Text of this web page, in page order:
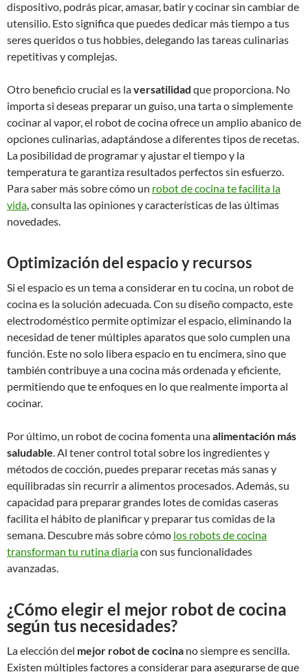
dispositivo, podrás picar, amasar, batir y cocinar sin cambiar de
utensilio. Esto significa que puedes dedicar más tiempo a tus
seres queridos o tus hobbies, delegando las tareas culinarias
repetitivas y complejas.
Otro beneficio crucial es laversatilidad que proporciona. No
importa si deseas preparar un guiso, una tarta o simplemente
cocinar al vapor, el robot de cocina ofrece un amplio abanico de
opciones culinarias, adaptándose a diferentes tipos de recetas.
La posibilidad de programar y ajustar el tiempo y la
temperatura te garantiza resultados perfectos sin esfuerzo.
Para saber más sobre cómo un robot de cocina te facilita la
vida, consulta las opiniones y características de las últimas
novedades.
Optimización del espacio y recursos
Si el espacio es un tema a considerar en tu cocina, un robot de
cocina es la solución adecuada. Con su diseño compacto, este
electrodoméstico permite optimizar el espacio, eliminando la
necesidad de tener múltiples aparatos que solo cumplen una
función. Este no solo libera espacio en tu encimera, sino que
también contribuye a una cocina más ordenada y eficiente,
permitiendo que te enfoques en lo que realmente importa al
cocinar.
Por último, un robot de cocina fomenta unaalimentación más
saludable. Al tener control total sobre los ingredientes y
métodos de cocción, puedes preparar recetas más sanas y
equilibradas sin recurrir a alimentos procesados. Además, su
capacidad para preparar grandes lotes de comidas caseras
facilita el hábito de planificar y preparar tus comidas de la
semana. Descubre más sobre cómo los robots de cocina
transforman tu rutina diariacon sus funcionalidades
avanzadas.
¿Cómo elegir el mejor robot de cocina
según tus necesidades?
La elección del mejor robot de cocina no siempre es sencilla.
Existen múltiples factores a considerar para asegurarse de que